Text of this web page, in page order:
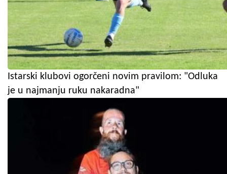
Istarski klubovi ogorčeni novim pravilom: "Odluka
je u najmanju ruku nakaradna"